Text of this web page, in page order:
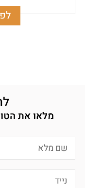
מלאו את